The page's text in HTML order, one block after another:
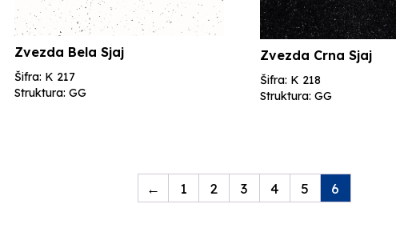
Zvezda Bela Sjaj
Šifra: K 217
Struktura: GG
Zvezda Crna Sjaj
Šifra: K 218
Struktura: GG
← 1 2 3 4 5 6